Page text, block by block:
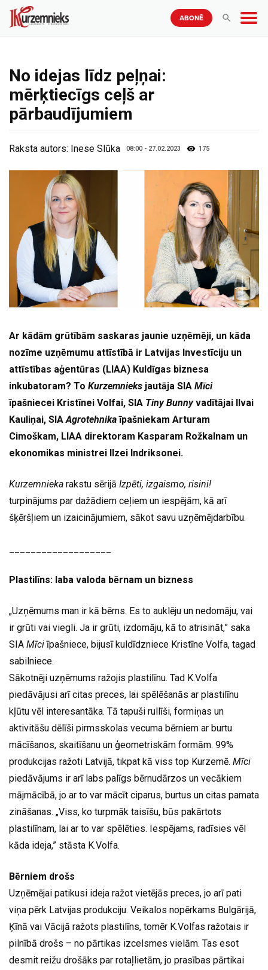
ABONĒ
No idejas līdz peļņai:
mērķtiecīgs ceļš ar
pārbaudījumiem
Raksta autors: Inese Slūka 08:00 - 27.02.2023 175
Ar kādām grūtībām saskaras jaunie uzņēmēji, un kāda
nozīme uzņēmumu attīstībā ir Latvijas Investīciju un
attīstības aģentūras (LIAA) Kuldīgas biznesa
inkubatoram? To Kurzemnieks jautāja SIA Mīci
īpašniecei Kristīnei Volfai, SIA Tiny Bunnyvadītājai Ilvai
Kauliņai, SIA Agrotehnikaīpašniekam Arturam
Cimoškam, LIAA direktoram Kasparam Rožkalnam un
ekonomikas ministrei Ilzei Indriksonei.
Kurzemnieka rakstu sērijā Izpēti, izgaismo, risini!
turpinājums par dažādiem ceļiem un iespējām, kā arī
šķēršļiem un izaicinājumiem, sākot savu uzņēmējdarbību.
Plastilīns: laba valoda bērnam un bizness
„Uzņēmums man ir kā bērns. Es to auklēju un nedomāju, vai
ir grūti vai viegli. Ja ir grūti, izdomāju, kā to atrisināt,” saka
SIA Mīciīpašniece, bijusī kuldīdzniece Kristīne Volfa, tagad
sabilniece.
Sākotnēji uzņēmums ražojis plastilīnu. Tad K.Volfa
piedāvājusi arī citas preces, lai spēlēšanās ar plastilīnu
kļūtu vēl interesantāka. Tā tapuši rullīši, formiņas un
aktivitāšu dēlīši pirmsskolas vecuma bērniem ar burtu
mācīšanos, skaitīšanu un ģeometriskām formām. 99%
produkcijas ražoti Latvijā, tikpat kā viss top Kurzemē. Mīci
piedāvājums ir arī labs palīgs bērnudārzos un vecākiem
mājmācībā, jo ar to var mācīt ciparus, burtus un citas pamata
zināšanas. „Viss, ko turpmāk taisīšu, būs pakārtots
plastilīnam, lai ar to var spēlēties. Iespējams, radīsies vēl
kāda ideja,” stāsta K.Volfa.
Bērniem drošs
Uzņēmējai patikusi ideja ražot vietējās preces, jo arī pati
viņa pērk Latvijas produkciju. Veikalos nopērkams Bulgārijā,
Ķīnā vai Vācijā ražots plastilīns, tomēr K.Volfas ražotais ir
pilnībā drošs – no pārtikas izcelsmes vielām. Tas esot
desmit reižu drošāks par rotaļlietām, jo prasības pārtikai